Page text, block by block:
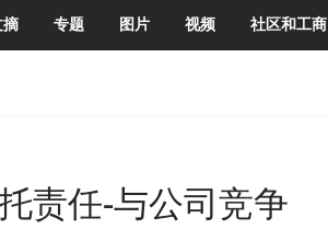
专题 图片 视频 社区和工商
责任-与公司竞争